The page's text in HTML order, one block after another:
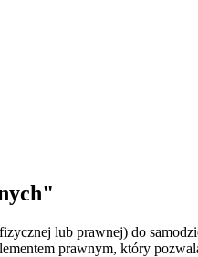
lub prawnej) do
prawnym, który